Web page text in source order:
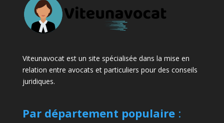
Viteunavocat est un site spécialisée dans la mise en
relation entre avocats et particuliers pour des conseils
juridiques.
Par département populaire: